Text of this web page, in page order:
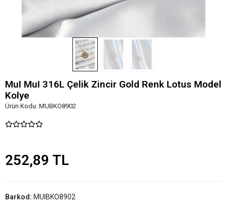
MuI MuI 316L Çelik Zincir Gold Renk Lotus Model
Kolye
Ürün Kodu: MUBKO8902
252,89 TL
Barkod: MUIBKO8902